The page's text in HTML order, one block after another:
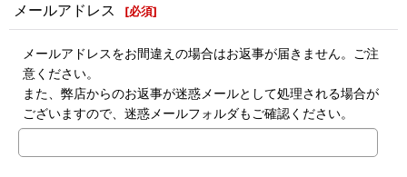
メールアドレス [必須]
メールアドレスをお間違えの場合はお返事が届きません。ご注
意ください。
また、弊店からのお返事が迷惑メールとして処理される場合が
ございますので、迷惑メールフォルダもご確認ください。